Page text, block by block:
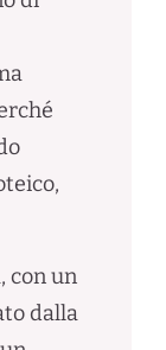
con un
dalla